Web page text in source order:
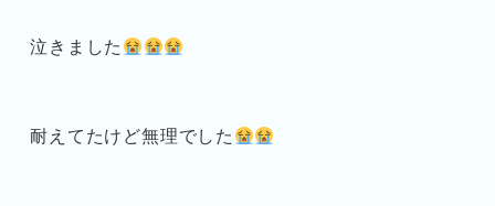
泣きました
耐えてたけど無理でした